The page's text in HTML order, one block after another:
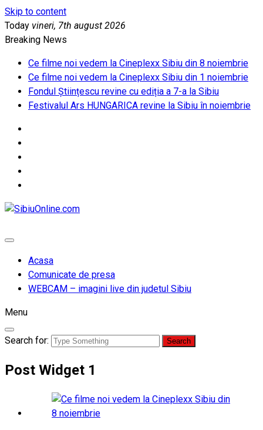
Skip to content
Today vineri, 7th august 2026
Breaking News
Ce filme noi vedem la Cineplexx Sibiu din 8 noiembrie
Ce filme noi vedem la Cineplexx Sibiu din 1 noiembrie
Fondul Științescu revine cu ediția a 7-a la Sibiu
Festivalul Ars HUNGARICA revine la Sibiu în noiembrie
Acasa
Comunicate de presa
WEBCAM – imagini live din judetul Sibiu
Menu
Search for:
Post Widget 1